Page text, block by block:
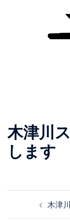
木津川
します
木津